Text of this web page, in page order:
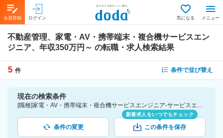
会員登録 ログイン 気になる メニュー
不動産管理、家電・AV・携帯端末・複合機サービスエン
ジニア、年収350万円～ の転職・求人検索結果
5 件 条件で並び替え
現在の検索条件
[職種]家電・AV・携帯端末・複合機サービスエンジニア-サービスエンジニア・サポートエンジニア [業種]不動産管理-建設・プラント・不動産業界 [年収]350万円～
条件の変更
新着求人をいつでもチェック
この条件を保存